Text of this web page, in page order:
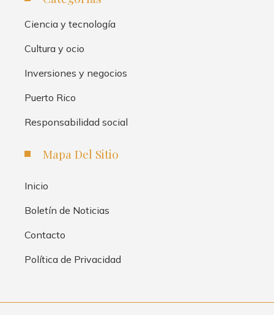
Ciencia y tecnología
Cultura y ocio
Inversiones y negocios
Puerto Rico
Responsabilidad social
Mapa Del Sitio
Inicio
Boletín de Noticias
Contacto
Política de Privacidad